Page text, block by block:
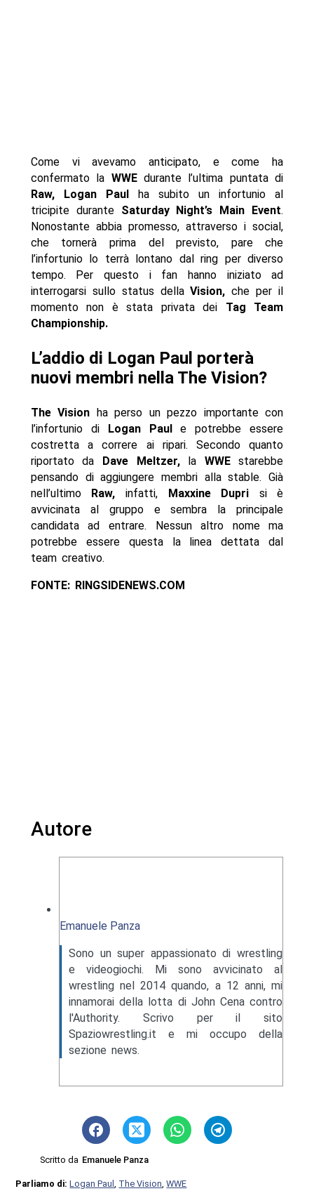
Come vi avevamo anticipato, e come ha
confermato la WWEdurante l’ultima puntata di
Raw, Logan Paulha subito un infortunio al
tricipite durante Saturday Night’s Main Event.
Nonostante abbia promesso, attraverso i social,
che tornerà prima del previsto, pare che
l’infortunio lo terrà lontano dal ring per diverso
tempo. Per questo i fan hanno iniziato ad
interrogarsi sullo status dellaVision, che per il
momento non è stata privata dei Tag Team
Championship.
L’addio di Logan Paul porterà
nuovi membri nella The Vision?
The Vision ha perso un pezzo importante con
l’infortunio di Logan Paule potrebbe essere
costretta a correre ai ripari. Secondo quanto
riportato da Dave Meltzer,la WWEstarebbe
pensando di aggiungere membri alla stable. Già
nell’ultimo Raw, infatti, Maxxine Dupri si è
avvicinata al gruppo e sembra la principale
candidata ad entrare. Nessun altro nome ma
potrebbe essere questa la linea dettata dal
team creativo.
FONTE: RINGSIDENEWS.COM
Autore
Emanuele Panza
Sono un super appassionato di wrestling
e videogiochi. Mi sono avvicinato al
wrestling nel 2014 quando, a 12 anni, mi
innamorai della lotta di John Cena contro
l'Authority. Scrivo per il sito
Spaziowrestling.it e mi occupo della
sezione news.
Scritto da Emanuele Panza
Parliamo di:Logan Paul The Vision ,WWE